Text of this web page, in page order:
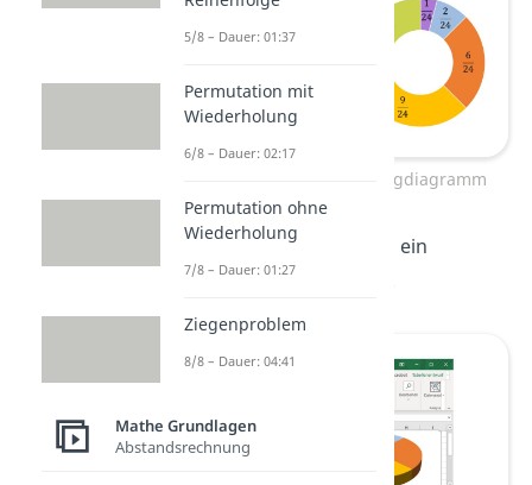
Tortendiagramm und Ringdiagramm
Auch mitExcel
kannst du ein
Kreisdiagramm erstellen.
5/8 – Dauer: 01:37
Permutation mit
Wiederholung
6/8 – Dauer: 02:17
Permutation ohne
Wiederholung
7/8 – Dauer: 01:27
Ziegenproblem
8/8 – Dauer: 04:41
Mathe Grundlagen
Abstandsrechnung